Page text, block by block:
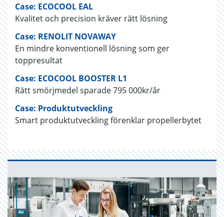
Case: ECOCOOL EAL
Kvalitet och precision kräver rätt lösning
Case: RENOLIT NOVAWAY
En mindre konventionell lösning som ger
toppresultat
Case: ECOCOOL BOOSTER L1
Rätt smörjmedel sparade 795 000kr/år
Case: Produktutveckling
Smart produktutveckling förenklar propellerbytet